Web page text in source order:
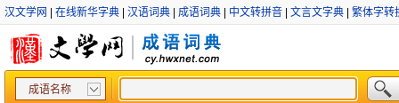
汉文学网 在线新华字典 汉语词典 成语词典 中文转拼音 文言文字典 繁体字转
成语名称